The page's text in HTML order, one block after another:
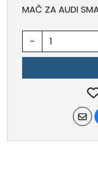
MAČ ZA AUDI
-